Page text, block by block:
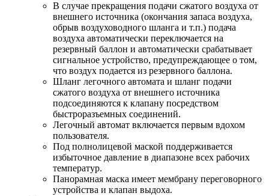
В случае прекращения подачи сжатого воздуха от
внешнего источника (окончания запаса воздуха,
обрыв воздуховодного шланга и т.п.) подача
воздуха автоматически переключается на
резервный баллон и автоматически срабатывает
сигнальное устройство, предупреждающее о том,
что воздух подается из резервного баллона.
Шланг легочного автомата и шланг подачи
сжатого воздуха от внешнего источника
подсоединяются к клапану посредством
быстроразъемных соединений.
Легочный автомат включается первым вдохом
пользователя.
Под полнолицевой маской поддерживается
избыточное давление в диапазоне всех рабочих
температур.
Панорамная маска имеет мембрану переговорного
устройства и клапан выдоха.